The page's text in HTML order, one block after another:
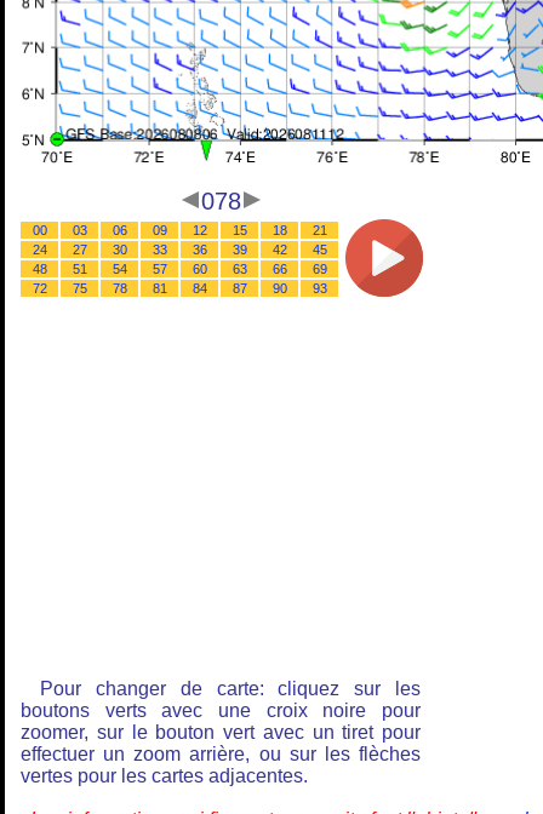
078
00 03 06 09 12 15 18
21
24
27 30 33 36 39 42
45
48
51 54 57 60 63 66
69
72
75 78 81 84 87 90 93
Pour changer de carte: cliquez sur les
boutons verts avec une croix noire pour
zoomer, sur le bouton vert avec un tiret pour
effectuer un zoom arrière, ou sur les flèches
vertes pour les cartes adjacentes.